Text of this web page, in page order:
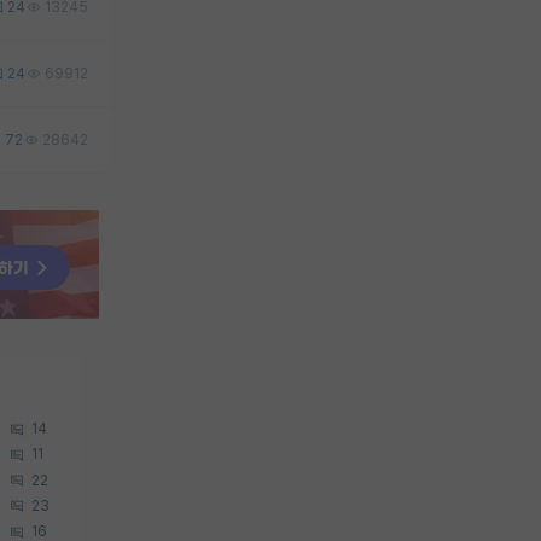
24 13245
24 69912
72 28642
14
11
22
23
16